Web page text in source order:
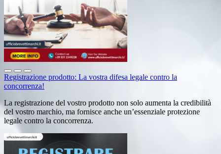
Registrazione prodotto: La vostra difesa legale contro la
concorrenza!
La registrazione del vostro prodotto non solo aumenta la credibilità
del vostro marchio, ma fornisce anche un’essenziale protezione
legale contro la concorrenza.